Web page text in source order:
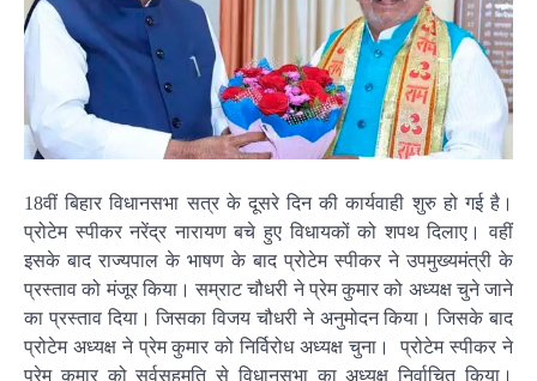
18वीं बिहार विधानसभा सत्र के दूसरे दिन की कार्यवाही शुरु हो गई है।
प्रोटेम स्पीकर नरेंद्र नारायण बचे हुए विधायकों को शपथ दिलाए। वहीं
इसके बाद राज्यपाल के भाषण के बाद प्रोटेम स्पीकर ने उपमुख्यमंत्री के
प्रस्ताव को मंजूर किया। सम्राट चौधरी ने प्रेम कुमार को अध्यक्ष चुने जाने
का प्रस्ताव दिया। जिसका विजय चौधरी ने अनुमोदन किया। जिसके बाद
प्रोटेम अध्यक्ष ने प्रेम कुमार को निर्विरोध अध्यक्ष चुना। प्रोटेम स्पीकर ने
प्रेम कुमार को सर्वसहमति से विधानसभा का अध्यक्ष निर्वाचित किया।